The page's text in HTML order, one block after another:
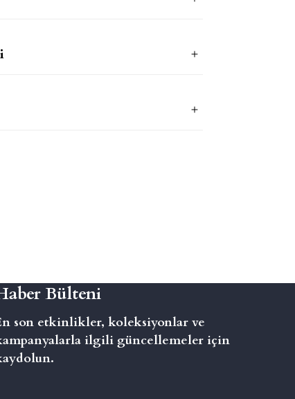
Bülteni
son etkinlikler, koleksiyonlar ve
ilgili güncellemeler için